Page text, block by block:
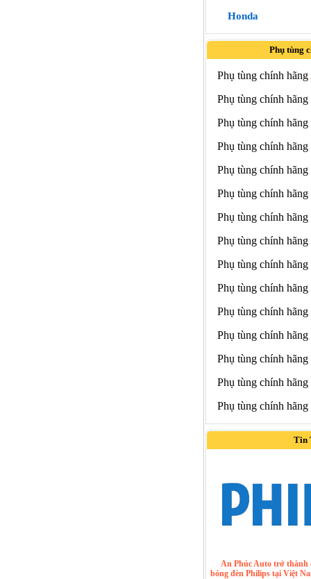
Honda
Phụ tùng
Phụ tùng chính hãng
Phụ tùng chính hãng
Phụ tùng chính hãng
Phụ tùng chính hãng
Phụ tùng chính hãng
Phụ tùng chính hãng
Phụ tùng chính hãng
Phụ tùng chính hãng
Phụ tùng chính hãng
Phụ tùng chính hãng
Phụ tùng chính hãng
Phụ tùng chính hãng
Phụ tùng chính hãng
Phụ tùng chính hãng
Phụ tùng chính hãng
Tin
An Phúc Auto trở thành
bóng đèn Philips tại Việt